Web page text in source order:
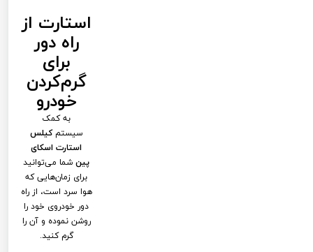
استارت از
راه دور
برای
گرم‌کردن
خودرو
به کمک
سیستمکیلس
استارت اسکای
پینشما می‌توانید
برای زمان‌هایی که
هوا سرد است، از راه
دور خودروی خود را
روشن نموده و آن را
گرم کنید.